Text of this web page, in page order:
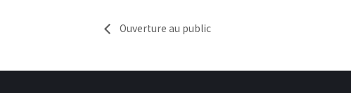
Ouverture au public